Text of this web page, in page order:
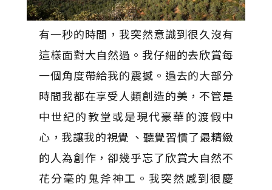
有一秒的時間，我突然意識到很久沒有
這樣面對大自然過。我仔細的去欣賞每
一個角度帶給我的震撼。過去的大部分
時間我都在享受人類創造的美，不管是
中世紀的教堂或是現代豪華的渡假中
心，我讓我的視覺 、聽覺習慣了最精緻
的人為創作，卻幾乎忘了欣賞大自然不
花分毫的鬼斧神工。我突然感到很慶